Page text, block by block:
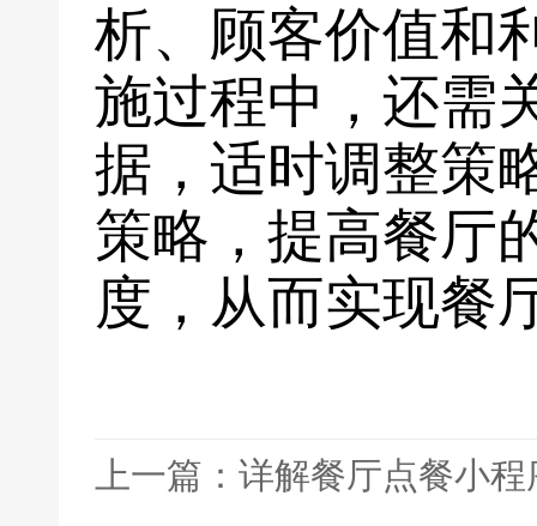
析、顾客价值和
施过程中，还需
据，适时调整策
策略，提高餐厅
度，从而实现餐
上一篇：详解餐厅点餐小